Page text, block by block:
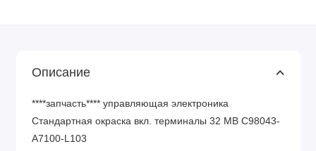
Описание
****запчасть**** управляющая электроника
Стандартная окраска вкл. терминалы 32 MB C98043-
A7100-L103